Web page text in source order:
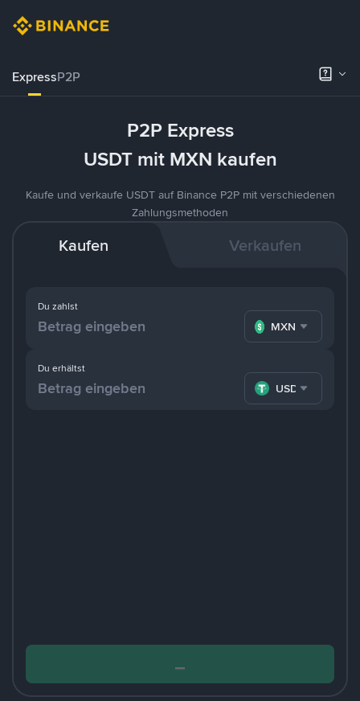
ExpressP2P
P2P Express
USDT mit MXN kaufen
Kaufe und verkaufe USDT auf Binance P2P mit verschiedenen
Zahlungsmethoden
Kaufen Verkaufen
Du zahlst
MXN
Du erhältst
USDT